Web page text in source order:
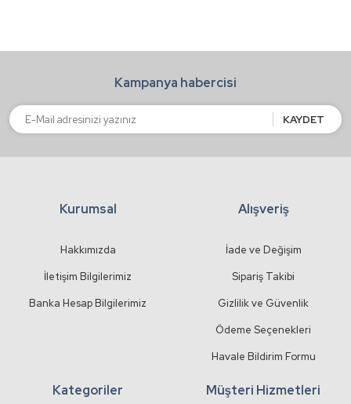
Ürün fiyatı diğer sitelerden daha pahalı.
Bu ürüne benzer farklı alternatifler olmalı.
Kampanya habercisi
KAYDET
Kurumsal
Hakkımızda
İletişim Bilgilerimiz
Banka Hesap Bilgilerimiz
Alışveriş
İade ve Değişim
Sipariş Takibi
Gizlilik ve Güvenlik
Ödeme Seçenekleri
Havale Bildirim Formu
Kategoriler Müşteri Hizmetleri